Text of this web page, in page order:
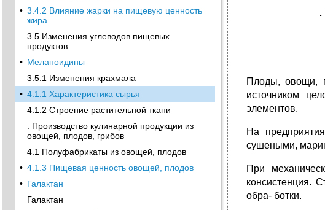
• 3.4.2 Влияние жарки на пищевую ценность
жира
3.5 Изменения углеводов пищевых
продуктов
• Меланоидины
3.5.1 Изменения крахмала
• 4.1.1 Характеристика сырья
4.1.2 Строение растительной ткани
. Производство кулинарной продукции из
овощей, плодов, грибов
4.1 Полуфабрикаты из овощей, плодов
• 4.1.3 Пищевая ценность овощей, плодов
• Галактан
Галактан
Плоды, овощи,
источником
элементов.
На
сушеными,
При
консистенция.
обра- ботки.